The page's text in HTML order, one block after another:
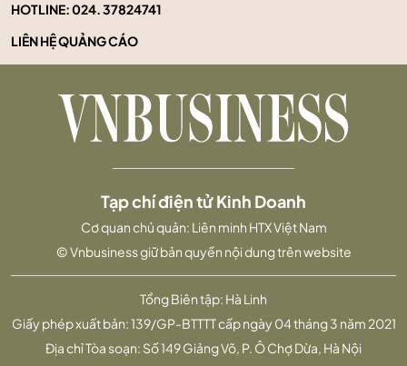
HOTLINE:024. 37824741
LIÊN HỆ QUẢNG CÁO
Tổng Biên tập: Hà Linh
Giấy phép xuất bản: 139/GP-BTTTT cấp ngày 04 tháng 3 năm 2021
Địa chỉ Tòa soạn: Số 149 Giảng Võ, P. Ô Chợ Dừa, Hà Nội
Tạp chí điện tử Kinh Doanh
Cơ quan chủ quản: Liên minh HTX Việt Nam
© Vnbusiness giữ bản quyền nội dung trên website